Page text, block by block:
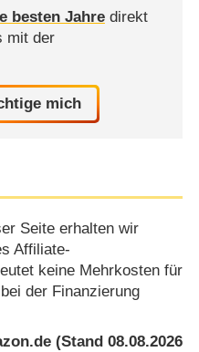
besten Jahredirekt
mit der
mich
Seite erhalten wir
Affiliate-
keine Mehrkosten für
der Finanzierung
(Stand 08.08.2026